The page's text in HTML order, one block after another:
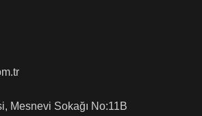
Mesnevi Sokağı No:11B